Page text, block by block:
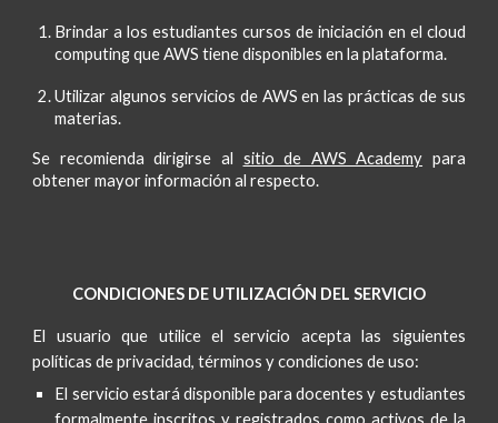
Brindar a los estudiantes cursos de iniciación en el cloud
computing que AWS tiene disponibles en la plataforma.
Utilizar algunos servicios de AWSen las prácticas de sus
materias.
Se recomienda dirigirse al sitio de AWS Academy para
obtener mayor información al respecto.
CONDICIONES DE UTILIZACIÓN DEL SERVICIO
El usuario que utilice el servicio acepta las siguientes
políticas de privacidad, términos y condiciones de uso:
El servicio estará disponible para docentes y estudiantes
formalmente inscritos y registrados como activos de la